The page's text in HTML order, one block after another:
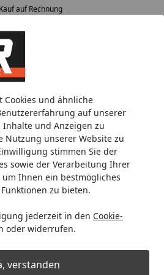
Cookies und ähnliche
auf unserer
Inhalte und Anzeigen zu
Nutzung unserer Website zu
stimmen Sie der
sowie der Verarbeitung Ihrer
Ihnen ein bestmögliches
zu bieten.
jederzeit in den Cookie-
oder widerrufen.
verstanden
Kauf auf Rechnung
und 27 Minuten
EVOLIFT® Zentralständer
von BTR!
Bremsen Bremsbeläge
190HF Street